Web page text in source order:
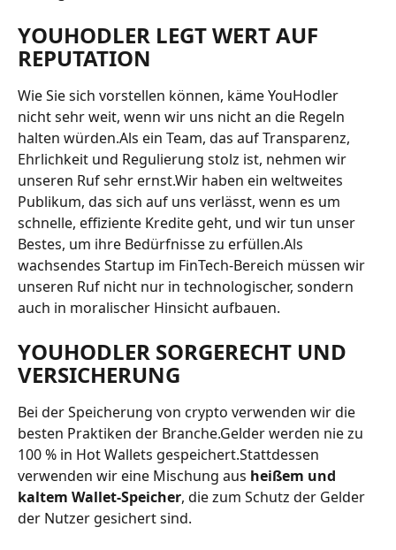
YOUHODLER LEGT WERT AUF
REPUTATION
Wie Sie sich vorstellen können, käme YouHodler
nicht sehr weit, wenn wir uns nicht an die Regeln
halten würden.Als ein Team, das auf Transparenz,
Ehrlichkeit und Regulierung stolz ist, nehmen wir
unseren Ruf sehr ernst.Wir haben ein weltweites
Publikum, das sich auf uns verlässt, wenn es um
schnelle, effiziente Kredite geht, und wir tun unser
Bestes, um ihre Bedürfnisse zu erfüllen.Als
wachsendes Startup im FinTech-Bereich müssen wir
unseren Ruf nicht nur in technologischer, sondern
auch in moralischer Hinsicht aufbauen.
YOUHODLER SORGERECHT UND
VERSICHERUNG
Bei der Speicherung von crypto verwenden wir die
besten Praktiken der Branche.Gelder werden nie zu
100 % in Hot Wallets gespeichert.Stattdessen
verwenden wir eine Mischung aus heißem und
kaltem Wallet-Speicher, die zum Schutz der Gelder
der Nutzer gesichert sind.